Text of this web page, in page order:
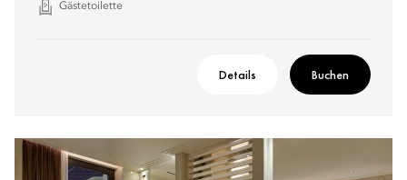
Gästetoilette
Details Buchen